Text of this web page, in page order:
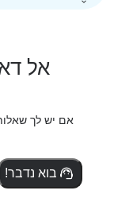
אל
בוא נדבר!